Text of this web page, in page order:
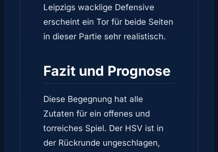
Leipzigs wacklige Defensive
erscheint ein Tor für beide Seiten
in dieser Partie sehr realistisch.
Fazit und Prognose
Diese Begegnung hat alle
Zutaten für ein offenes und
torreiches Spiel. Der HSV ist in
der Rückrunde ungeschlagen,